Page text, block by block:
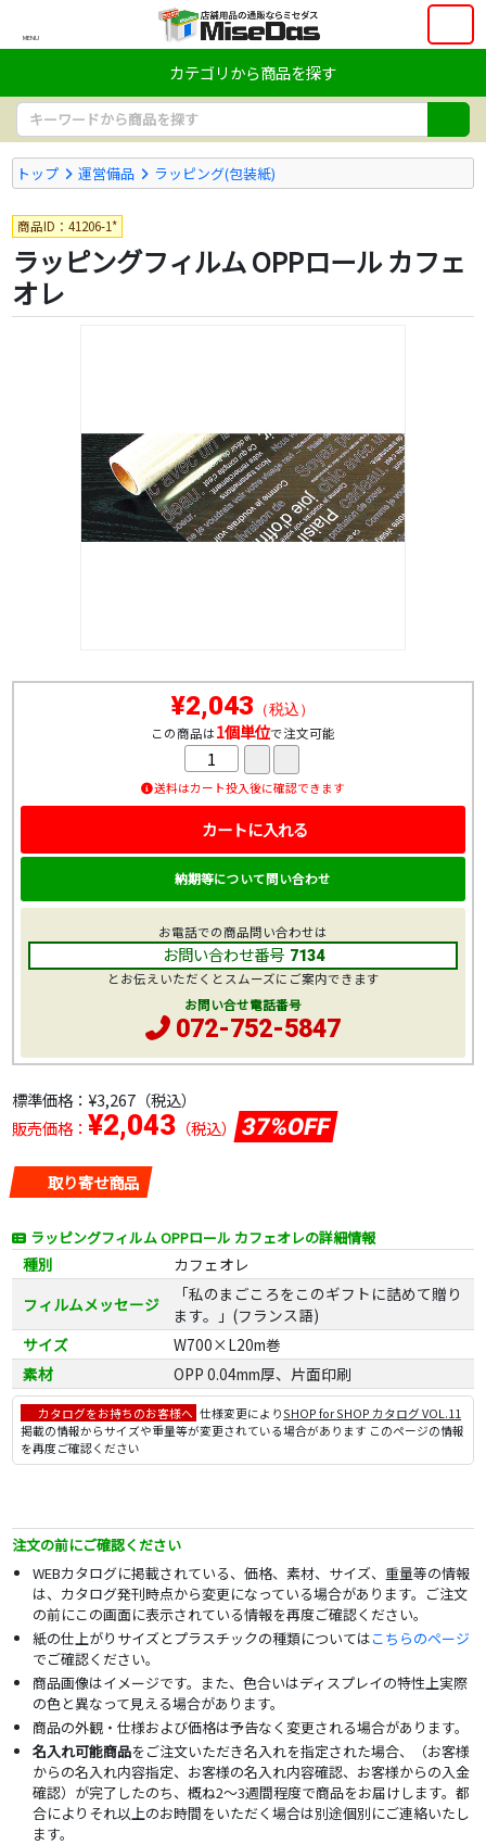
MENU
カテゴリから商品を探す
トップ 運営備品 ラッピング(包装紙)
商品ID：41206-1*
ラッピングフィルム OPPロール カフェ
オレ
標準価格： ¥3,267（税込）
販売価格： ¥2,043（税込） 37%OFF
取り寄せ商品
ラッピングフィルム OPPロール カフェオレの詳細情報
種別
カフェオレ
フィルムメッセージ
「私のまごころをこのギフトに詰めて贈り
ます。」(フランス語)
サイズ
W700×L20m巻
素材
OPP 0.04mm厚、片面印刷
カタログをお持ちのお客様へ 仕様変更によりSHOP for SHOP カタログ VOL.11
掲載の情報からサイズや重量等が変更されている場合があります このページの情報
を再度ご確認ください
¥2,043 （税込）
この商品は1個単位で注文可能
送料はカート投入後に確認できます
カートに入れる
納期等について問い合わせ
お電話での商品問い合わせは
お問い合わせ番号 7134
とお伝えいただくとスムーズにご案内できます
お問い合せ電話番号
072-752-5847
注文の前にご確認ください
WEBカタログに掲載されている、価格、素材、サイズ、重量等の情報
は、カタログ発刊時点から変更になっている場合があります。ご注文
の前にこの画面に表示されている情報を再度ご確認ください。
紙の仕上がりサイズとプラスチックの種類についてはこちらのページ
でご確認ください。
商品画像はイメージです。また、色合いはディスプレイの特性上実際
の色と異なって見える場合があります。
商品の外観・仕様および価格は予告なく変更される場合があります。
名入れ可能商品をご注文いただき名入れを指定された場合、（お客様
からの名入れ内容指定、お客様の名入れ内容確認、お客様からの入金
確認）が完了したのち、概ね2～3週間程度で商品をお届けします。都
合によりそれ以上のお時間をいただく場合は別途個別にご連絡いたし
ます。